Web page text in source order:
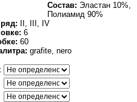
Состав: Эластан 10%,
Полиамид 90%
II, III, IV
6
60
grafite, nero